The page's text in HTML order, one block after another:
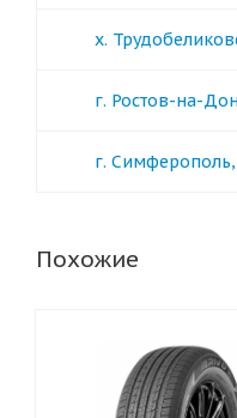
х.
г. Ростов-на-
г. Симферополь,
Похожие